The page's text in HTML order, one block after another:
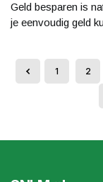
Geld besparen is
je eenvoudig geld
1 2